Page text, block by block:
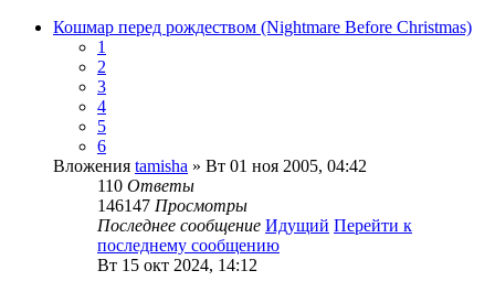
Кошмар перед рождеством (Nightmare Before Christmas)
1
2
3
4
5
6
Вложения tamisha » Вт 01 ноя 2005, 04:42
110 Ответы
146147 Просмотры
Последнее сообщение Идущий Перейти к
последнему сообщению
Вт 15 окт 2024, 14:12